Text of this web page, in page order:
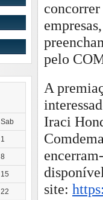
pelo
A
Iraci
site:
Sab
1
8
15
22